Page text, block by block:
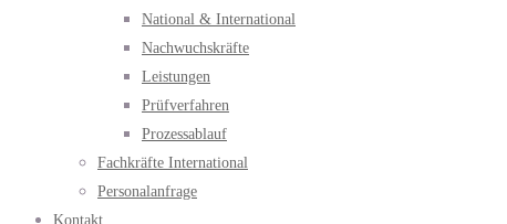
National & International
Nachwuchskräfte
Leistungen
Prüfverfahren
Prozessablauf
Fachkräfte International
Personalanfrage
Kontakt